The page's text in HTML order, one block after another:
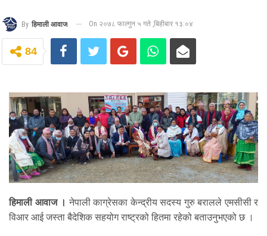
By हिमाली आवाज On २०७८ फाल्गुन ५ गते ,बिहीबार १३:०४
84
हिमाली आवाज । नेपाली काग्रेसका केन्द्रीय सदस्य गुरु बरालले एमसीसी र
विआर आई जस्ता बैदेशिक सहयोग राष्ट्रको हितमा रहेको बताउनुभएको छ ।